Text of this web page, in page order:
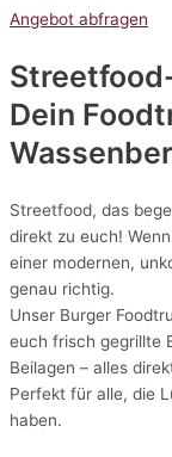
Angebot abfragen
Dein
Streetfood, das
direkt zu euch!
einer modernen,
genau richtig.
Unser Burger
euch frisch gegrillte
Beilagen – alles
Perfekt für alle, die
haben.